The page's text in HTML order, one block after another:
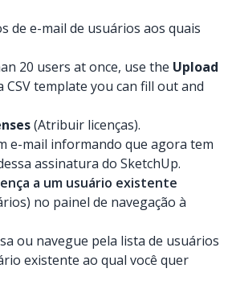
de e-mail de usuários aos quais
20 users at once, use the Upload
template you can fill out and
(Atribuir licenças).
e-mail informando que agora tem
assinatura do SketchUp.
a um usuário existente
no painel de navegação à
ou navegue pela lista de usuários
existente ao qual você quer